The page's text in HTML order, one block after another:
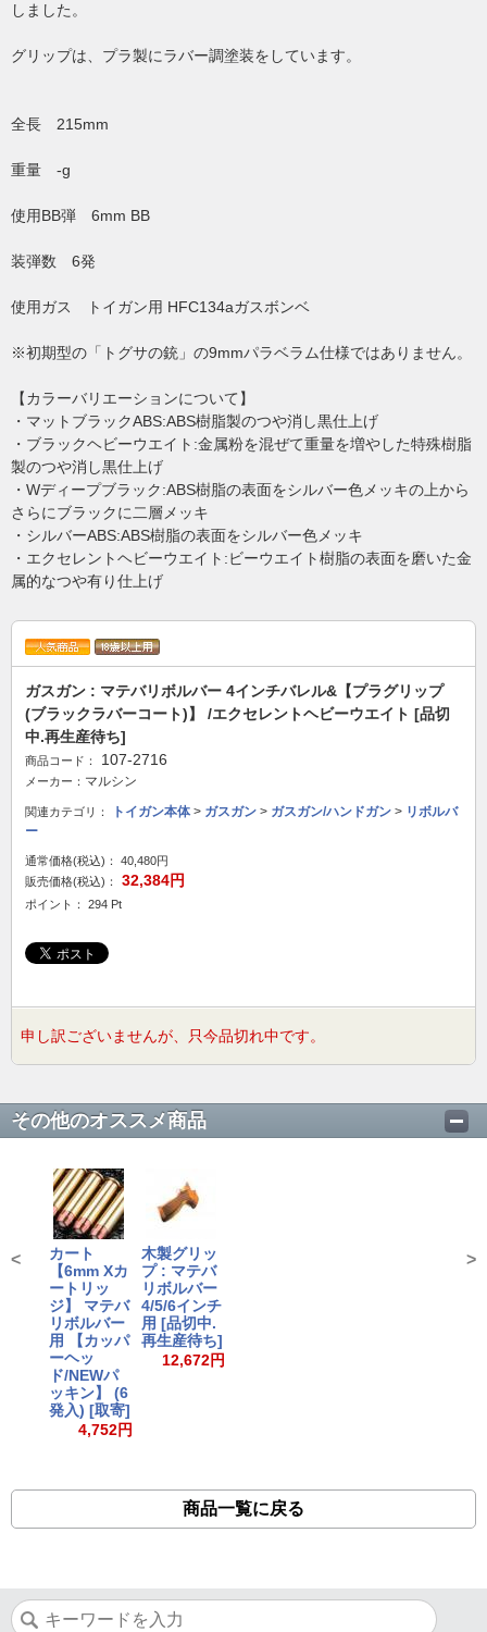
しました。
グリップは、プラ製にラバー調塗装をしています。
全長 215mm
重量 -g
使用BB弾 6mm BB
装弾数 6発
使用ガス トイガン用 HFC134aガスボンベ
※初期型の「トグサの銃」の9mmパラベラム仕様ではありません。
【カラーバリエーションについて】
・マットブラックABS:ABS樹脂製のつや消し黒仕上げ
・ブラックヘビーウエイト:金属粉を混ぜて重量を増やした特殊樹脂
製のつや消し黒仕上げ
・Wディープブラック:ABS樹脂の表面をシルバー色メッキの上から
さらにブラックに二層メッキ
・シルバーABS:ABS樹脂の表面をシルバー色メッキ
・エクセレントヘビーウエイト:ビーウエイト樹脂の表面を磨いた金
属的なつや有り仕上げ
ガスガン : マテバリボルバー 4インチバレル&【プラグリップ
(ブラックラバーコート)】 /エクセレントヘビーウエイト [品切
中.再生産待ち]
商品コード： 107-2716
メーカー： マルシン
関連カテゴリ： トイガン本体> ガスガン > ガスガン/ハンドガン > リボルバ
ー
通常価格(税込)：
40,480円
販売価格(税込)：
32,384円
ポイント： 294 Pt
申し訳ございませんが、只今品切れ中です。
その他のオススメ商品
カート
【6mm Xカ
ートリッ
ジ】 マテバ
リボルバー
用 【カッパ
ーヘッ
ド/NEWパ
ッキン】 (6
発入) [取寄]
4,752円
木製グリッ
プ : マテバ
リボルバー
4/5/6インチ
用 [品切中.
再生産待ち]
12,672円
< >
商品一覧に戻る